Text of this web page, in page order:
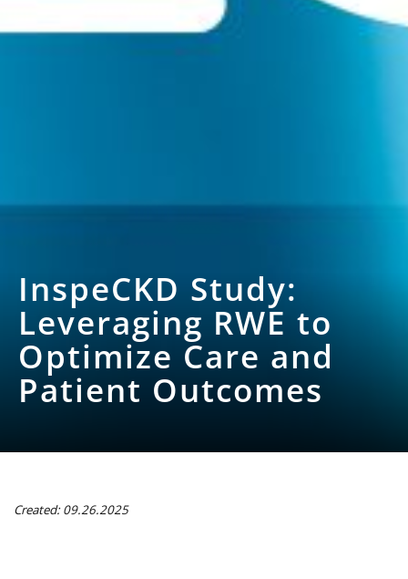
InspeCKD Study:
Leveraging RWE to
Optimize Care and
Patient Outcomes
Created: 09.26.2025